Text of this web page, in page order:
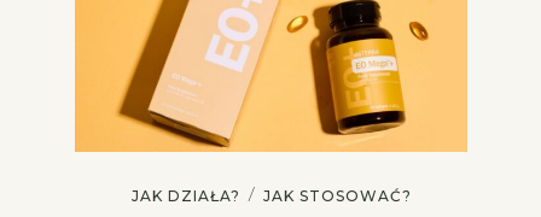
JAK DZIAŁA? / JAK STOSOWAĆ?